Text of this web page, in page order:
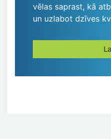
vēlas saprast, kā
un uzlabot dzīves